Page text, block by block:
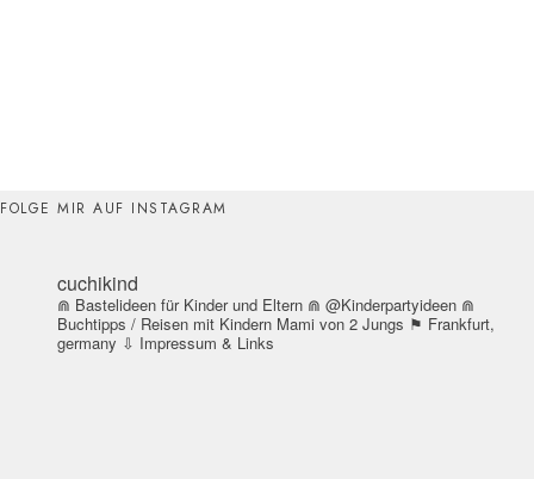
FOLGE MIR AUF INSTAGRAM
cuchikind
⋒ Bastelideen für Kinder und Eltern ⋒ @Kinderpartyideen ⋒
Buchtipps / Reisen mit Kindern Mami von 2 Jungs ⚑ Frankfurt,
germany ⇩ Impressum & Links